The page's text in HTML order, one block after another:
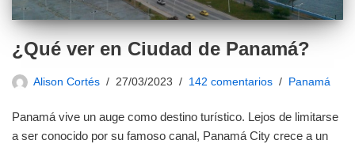
¿Qué ver en Ciudad de Panamá?
Alison Cortés 27/03/2023 142 comentarios Panamá
Panamá vive un auge como destino turístico. Lejos de limitarse
a ser conocido por su famoso canal, Panamá City crece a un